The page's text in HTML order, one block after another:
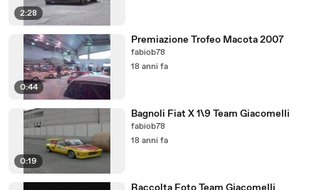
2:28
0:44
Premiazione Trofeo Macota 2007
fabiob78
18 anni fa
0:19
Bagnoli Fiat X 1\9 Team Giacomelli
fabiob78
18 anni fa